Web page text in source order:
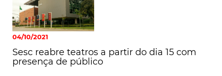
04/10/2021
Sesc reabre teatros a partir do dia 15 com
presença de público